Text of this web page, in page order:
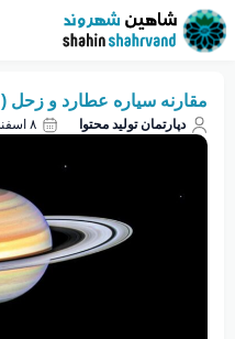
مقارنه سیاره عطارد و زحل ( 8 اسفند 1403)
دپارتمان تولید محتوا ۸ اسفند ۱۴۰۳